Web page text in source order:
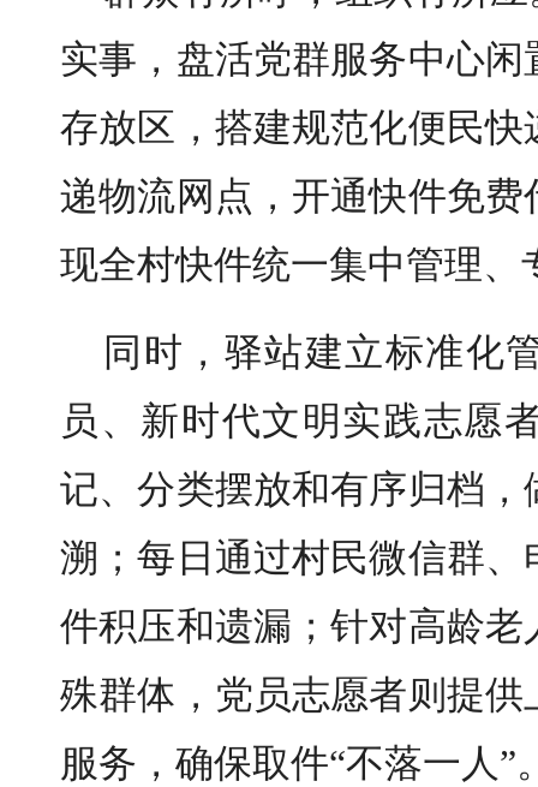
实事，盘活党群服务中心
存放区，搭建规范化便民
递物流网点，开通快件免
现全村快件统一集中管理、
同时，驿站建立标准化
员、新时代文明实践志愿
记、分类摆放和有序归档
溯；每日通过村民微信群
件积压和遗漏；针对高龄
殊群体，党员志愿者则提
服务，确保取件“不落一人”